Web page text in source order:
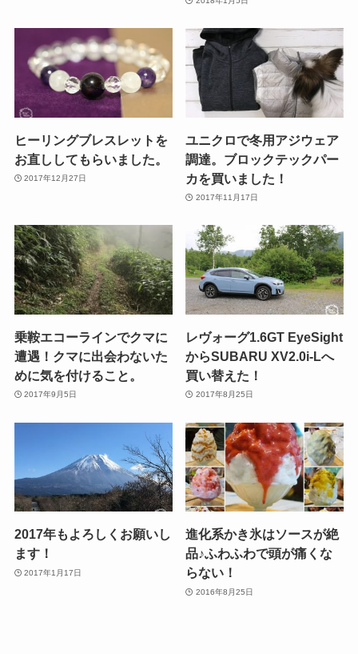
ヒーリングブレスレットを
お直ししてもらいました。
2017年12月27日
ユニクロで冬用アジウェア
調達。ブロックテックパー
カを買いました！
2017年11月17日
乗鞍エコーラインでクマに
遭遇！クマに出会わないた
めに気を付けること。
2017年9月5日
レヴォーグ1.6GT EyeSight
からSUBARU XV2.0i-Lへ
買い替えた！
2017年8月25日
2017年もよろしくお願いし
ます！
2017年1月17日
進化系かき氷はソースが絶
品♪ふわふわで頭が痛くな
らない！
2016年8月25日